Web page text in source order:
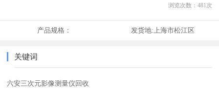
浏览次数： 481 次
产品规格： 发货地:上海市松江区
关键词
六安三次元影像测量仪回收